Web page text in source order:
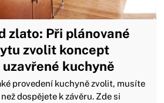
zlato: Při plánované
zvolit koncept
kuchyně
provedení kuchyně zvolit, musíte
dospějete k závěru. Zde si